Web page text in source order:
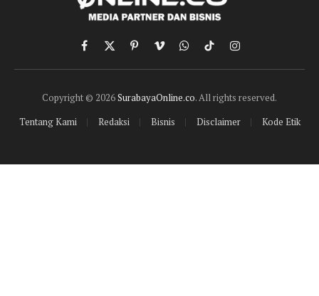
Facebook
X
(Twitter)
PinterestVimeoWhatsApp
TikTokInstagram
Copyright © 2026SurabayaOnline.co. All rights reserved.
Tentang Kami
Redaksi Bisnis Disclaimer Kode Etik